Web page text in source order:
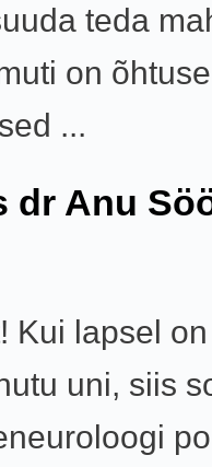
teda
on
...
dr Anu
Kui lapsel
uni, siis